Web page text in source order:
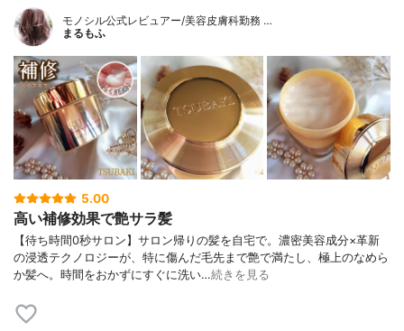
モノシル公式レビュアー/美容皮膚科勤務 …
まるもふ
5.00
高い補修効果で艶サラ髪
【待ち時間0秒サロン】サロン帰りの髪を自宅で。濃密美容成分×革新
の浸透テクノロジーが、特に傷んだ毛先まで艶で満たし、極上のなめら
か髪へ。時間をおかずにすぐに洗い…続きを見る